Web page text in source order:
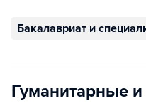
Бакалавриат и
Гуманитарные